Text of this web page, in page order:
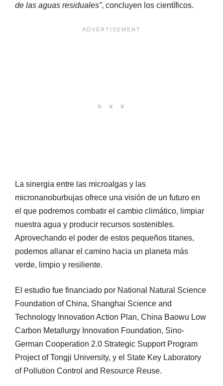
de las aguas residuales”, concluyen los científicos.
La sinergia entre las microalgas y las
micronanoburbujas ofrece una visión de un futuro en
el que podremos combatir el cambio climático, limpiar
nuestra agua y producir recursos sostenibles.
Aprovechando el poder de estos pequeños titanes,
podemos allanar el camino hacia un planeta más
verde, limpio y resiliente.
El estudio fue financiado por National Natural Science
Foundation of China, Shanghai Science and
Technology Innovation Action Plan, China Baowu Low
Carbon Metallurgy Innovation Foundation, Sino-
German Cooperation 2.0 Strategic Support Program
Project of Tongji University, y el State Key Laboratory
of Pollution Control and Resource Reuse.